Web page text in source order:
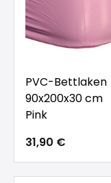
PVC-Bettlaken
90x200x30 cm
Pink
31,90 €